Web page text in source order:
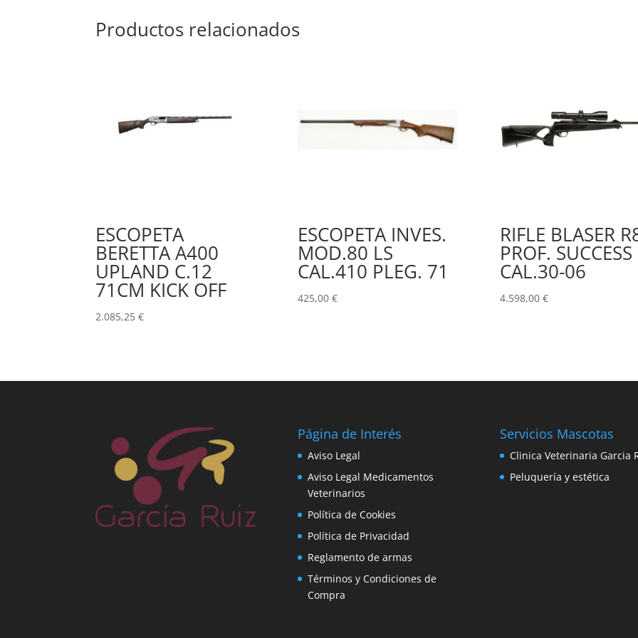
Productos relacionados
ESCOPETA
BERETTA A400
UPLAND C.12
71CM KICK OFF
2.085,25€
ESCOPETA INVES.
MOD.80 LS
CAL.410 PLEG. 71
425,00 €
RIFLE BLASER
PROF. SUCCESS
CAL.30-06
4.598,00 €
Página de Interés
Aviso Legal
Aviso Legal Medicamentos
Veterinarios
Política de Cookies
Política de Privacidad
Reglamento de armas
Términos y Condiciones de
Compra
Servicios Mascotas
Clinica Veterinaria Garcia
Peluquería y estética